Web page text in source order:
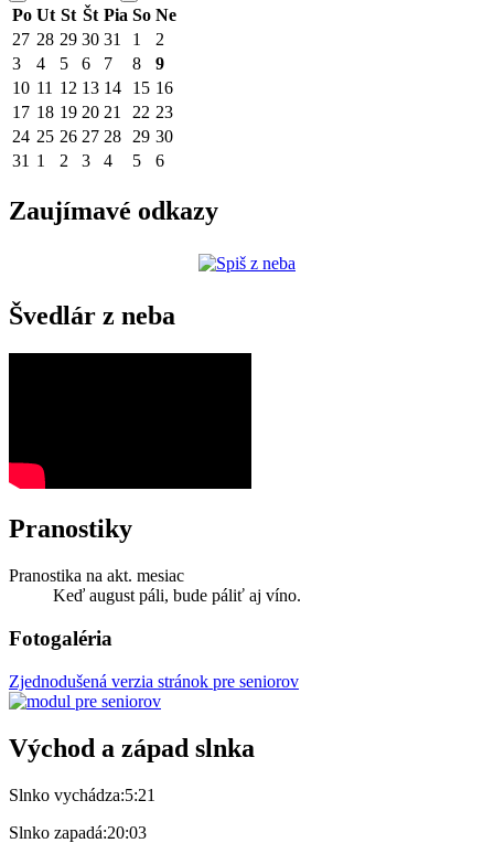
Po Ut St Št Pia So Ne
27 28 29 30 31 1
2
3
4 5 6 7 8
9
10 11 12 13 14 15 16
17 18 19 20 21 22 23
24 25 26 27 28 29 30
31 1 2 3 4 5 6
Zaujímavé odkazy
Švedlár z neba
Pranostiky
Pranostika na akt. mesiac
Keď august páli, bude páliť aj víno.
Fotogaléria
Zjednodušená verzia stránok pre seniorov
Východ a západ slnka
Slnko vychádza:5:21
Slnko zapadá:20:03